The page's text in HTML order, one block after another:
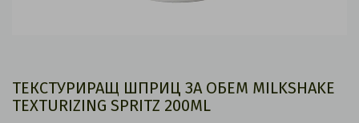
ТЕКСТУРИРАЩ ШПРИЦ ЗА ОБЕМ MILKSHAKE
TEXTURIZING SPRITZ 200ML